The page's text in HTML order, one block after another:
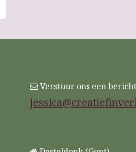
Verstuur ons een bericht